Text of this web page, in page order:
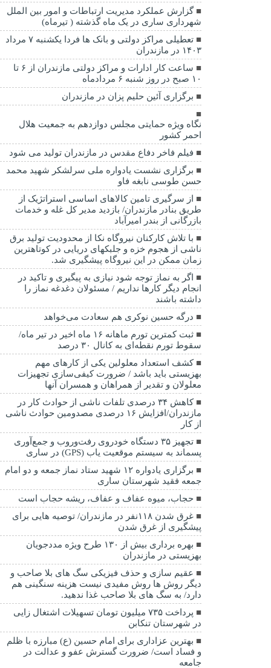
گزارش عملکرد مدیریت ارتباطات و امور بین الملل
شهرداری ساری در یک ماه گذشته ( تیرماه)
تعطیلی مراکز دولتی و بانک ها فردا یکشنبه ۷ مرداد
۱۴۰۳ در مازندران
ساعت کار ادارات و مراکز دولتی مازندران از ۶ تا
۱۰ صبح در روز شنبه ۶ مردادماه
برگزاری آئین حلیم پزان در مازندران
نگاه ویژه حمایتی مجلس دوازدهم به جمعیت هلال
احمر کشور
فیلم فاخر دفاع مقدس در مازندران تولید می شود
برگزاری نشست یادواره ملی سرلشکر شهید محمد
حسن طوسی نابغه فاو
از سرگیری تامین کالاهای اساسی استراتژیک از
طریق بنادر مازندران/ بازدید مدیر کل غله و خدمات
بازرگانی از بندر امیرآباد
با تلاش کارکنان نیروگاه نکا از محدودیت تولید برق
ناشی از هجوم خزه و جلبکهای دریایی در کوتاهترین
زمان ممکن در این نیروگاه پیشگیری شد.
اگر به نماز توجه شود نیازی به پیگیری و تاکید در
انجام دیگر کارها نداریم / مسئولان دغدغه نماز را
داشته باشند
درگه حسین نوکری هم سعادت می‌خواهد
ثبت کمترین تورم ماهانه ۱۶ ماه اخیر در تیر ماه/
سقوط تورم نقطه‌ای به کانال ۳۰ درصد
کشف استعداد معلولین یکی از کارهای مهم
بهزیستی باید باشد / ضرورت کیفی‌سازی تجهیزات
معلولان و تقدیر از همراهان و همسران آنها
کاهش ۳۴ درصدی تلفات ناشی از حوادث كار در
مازندران/افزایش ۱۶ درصدی مصدومین حوادث ناشی
از کار
تجهیز ۳۵ دستگاه خودروی رفت‌وروب و جمع‌آوری
پسماند به سیستم موقعیت یاب (GPS) در ساری
برگزاری یادواره ۱۲ شهید ستاد نماز جمعه و دو امام
جمعه فقید شهرستان ساری
حجاب، میوه عفاف و عفاف، ریشه حجاب است
غرق شدن ۱۱۸نفر در مازندران/ توصيه هايی برای
پيشگيری از غرق شدن
بهره برداری بیش از ۱۳۰ طرح ویژه مددجویان
بهزیستی در مازندران
عقیم سازی و حذف فیزیکی سگ های بلا صاحب و
دیگر روش ها روش مفیدی نیست هزینه سنگینی هم
دارد/ به سگ های بلا صاحب غذا ندهید.
پرداخت ۷۳۵ میلیون تومان تسهیلات اشتغال زایی
در شهرستان تنکابن
بهترین عزاداری برای امام حسین (ع) مبارزه با ظلم
و فساد است/ ضرورت گسترش عفو و عدالت در
جامعه